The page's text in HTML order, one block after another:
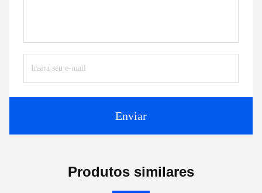
Enviar
Produtos similares